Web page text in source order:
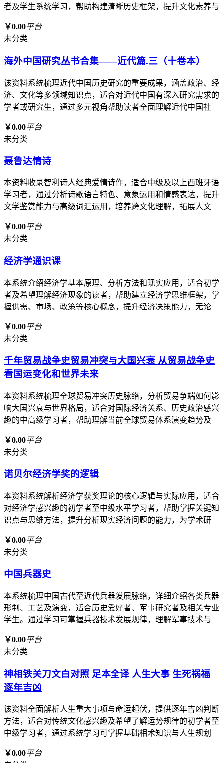
者及学生系统学习，帮助构建清晰历史框架，提升文化素养与
￥0.00平台
未分类
海外中国研究丛书合集——近代篇.三（十卷本）
该资料系统梳理近代中国历史研究的重要成果，涵盖政治、经
济、文化等多领域知识点，适合对近代中国有深入研究需求的
学者或研究生，通过多元视角帮助读者全面理解近代中国社
￥0.00平台
未分类
聂鲁达情诗
本资料收录智利诗人经典爱情诗作，适合中级及以上西班牙语
学习者，通过分析诗歌语言特色、意象运用和情感表达，提升
文学鉴赏能力与高级词汇运用，培养跨文化理解，拓展人文
￥0.00平台
未分类
经济学通识课
本系统介绍经济学基本原理、分析方法和现实应用，适合初学
者及希望理解经济现象的读者，帮助建立经济学思维框架，掌
握供需、市场、政策等核心概念，提升经济决策能力，无论
￥0.00平台
未分类
千年贸易战争史贸易冲突与大国兴衰 从贸易战争史
看国运变化和世界未来
本资料系统梳理全球贸易冲突历史脉络，分析贸易争端如何影
响大国兴衰与世界格局，适合对国际经济关系、历史政治感兴
趣的中高级学习者，帮助理解当前全球贸易体系演变趋势及
￥0.00平台
未分类
诺贝尔经济学奖的逻辑
本资料系统解析经济学获奖理论的核心逻辑与实际应用，适合
对经济学感兴趣的初学者至中级水平学习者，帮助掌握关键知
识点与思维方法，提升分析现实经济问题的能力，为学术研
￥0.00平台
未分类
中国兵器史
本系统梳理中国古代至近代兵器发展脉络，详细介绍各类兵器
形制、工艺及演变，适合历史爱好者、军事研究者及相关专业
学生。通过学习可掌握兵器技术发展规律，理解军事技术与
￥0.00平台
未分类
神相铁关刀文白对照 足本全译 人生大事 生死祸福
逐年吉凶
该资料全面解析人生重大事项与命运起伏，提供逐年吉凶判断
方法，适合对传统文化感兴趣及希望了解运势规律的初学者至
中级学习者，通过系统学习可掌握基础相术知识与人生规划
￥0.00平台